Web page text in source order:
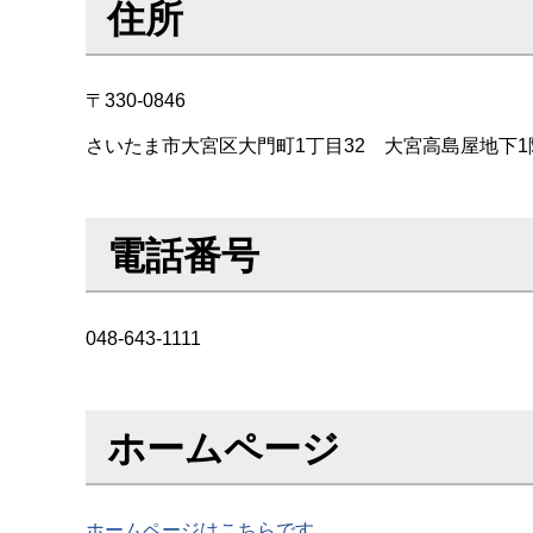
住所
〒330-0846
さいたま市大宮区大門町1丁目32 大宮高島屋地下1
電話番号
048-643-1111
ホームページ